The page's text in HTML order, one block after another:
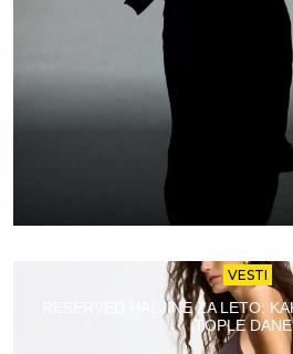
VESTI
RESERVED HALJINE ZA LETO:
TOPLE